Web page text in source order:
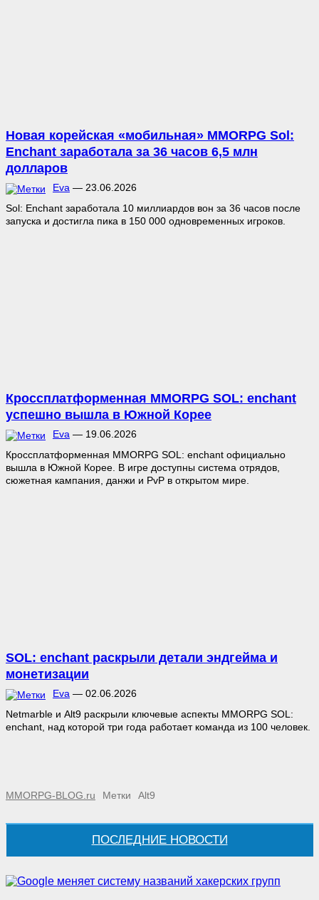
Новая корейская «мобильная» MMORPG Sol:
Enchant заработала за 36 часов 6,5 млн
долларов
Eva — 23.06.2026
Sol: Enchant заработала 10 миллиардов вон за 36 часов после
запуска и достигла пика в 150 000 одновременных игроков.
Кроссплатформенная MMORPG SOL: enchant
успешно вышла в Южной Корее
Eva — 19.06.2026
Кроссплатформенная MMORPG SOL: enchant официально
вышла в Южной Корее. В игре доступны система отрядов,
сюжетная кампания, данжи и PvP в открытом мире.
SOL: enchant раскрыли детали эндгейма и
монетизации
Eva — 02.06.2026
Netmarble и Alt9 раскрыли ключевые аспекты MMORPG SOL:
enchant, над которой три года работает команда из 100 человек.
MMORPG-BLOG.ru Метки Alt9
ПОСЛЕДНИЕ НОВОСТИ